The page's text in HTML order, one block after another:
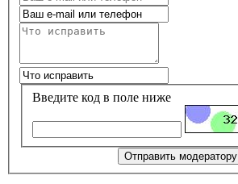
Введите код в поле ниже
Отправить модератору